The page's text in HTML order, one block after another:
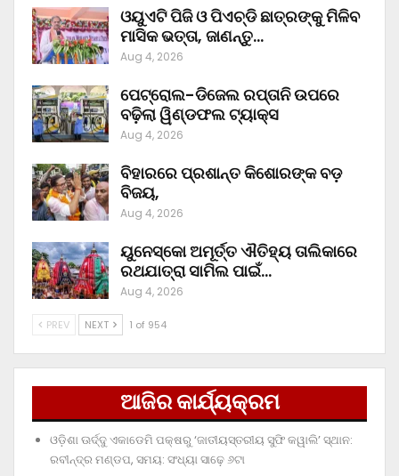
ଓୟୁଏଟି ପିଜି ଓ ପିଏଚ୍‌ଡି ଛାତ୍ରଙ୍କୁ ମିଳିବ
ମାସିକ ଭତ୍ତା, ଜାଣନ୍ତୁ…
Aug 4, 2026
ପେଟ୍ରୋଲ-ଡିଜେଲ ରପ୍ତାନି ଉପରେ
ବଢ଼ିଲା ୱିଣ୍ଡଫଲ ଟ୍ୟାକ୍ସ
Aug 4, 2026
ବିହାରରେ ପ୍ରଶାନ୍ତ କିଶୋରଙ୍କ ବଡ଼
ବିଜୟ,
Aug 4, 2026
ୟୁନେସ୍କୋ ଅମୂର୍ତ୍ତ ଐତିହ୍ୟ ତାଲିକାରେ
ରଥଯାତ୍ରା ସାମିଲ ପାଇଁ…
Aug 4, 2026
PREV NEXT 1 of 954
ଆଜିର କାର୍ଯ୍ୟକ୍ରମ
ଓଡ଼ିଶା ଊର୍ଦ୍ଦୁ ଏକାଡେମି ପକ୍ଷରୁ ‘ଜାତୀୟସ୍ତରୀୟ ସୁଫି କୱାଲି’ ସ୍ଥାନ:
ରବୀନ୍ଦ୍ର ମଣ୍ଡପ, ସମୟ: ସଂଧ୍ୟା ସାଢ଼େ ୬ଟା